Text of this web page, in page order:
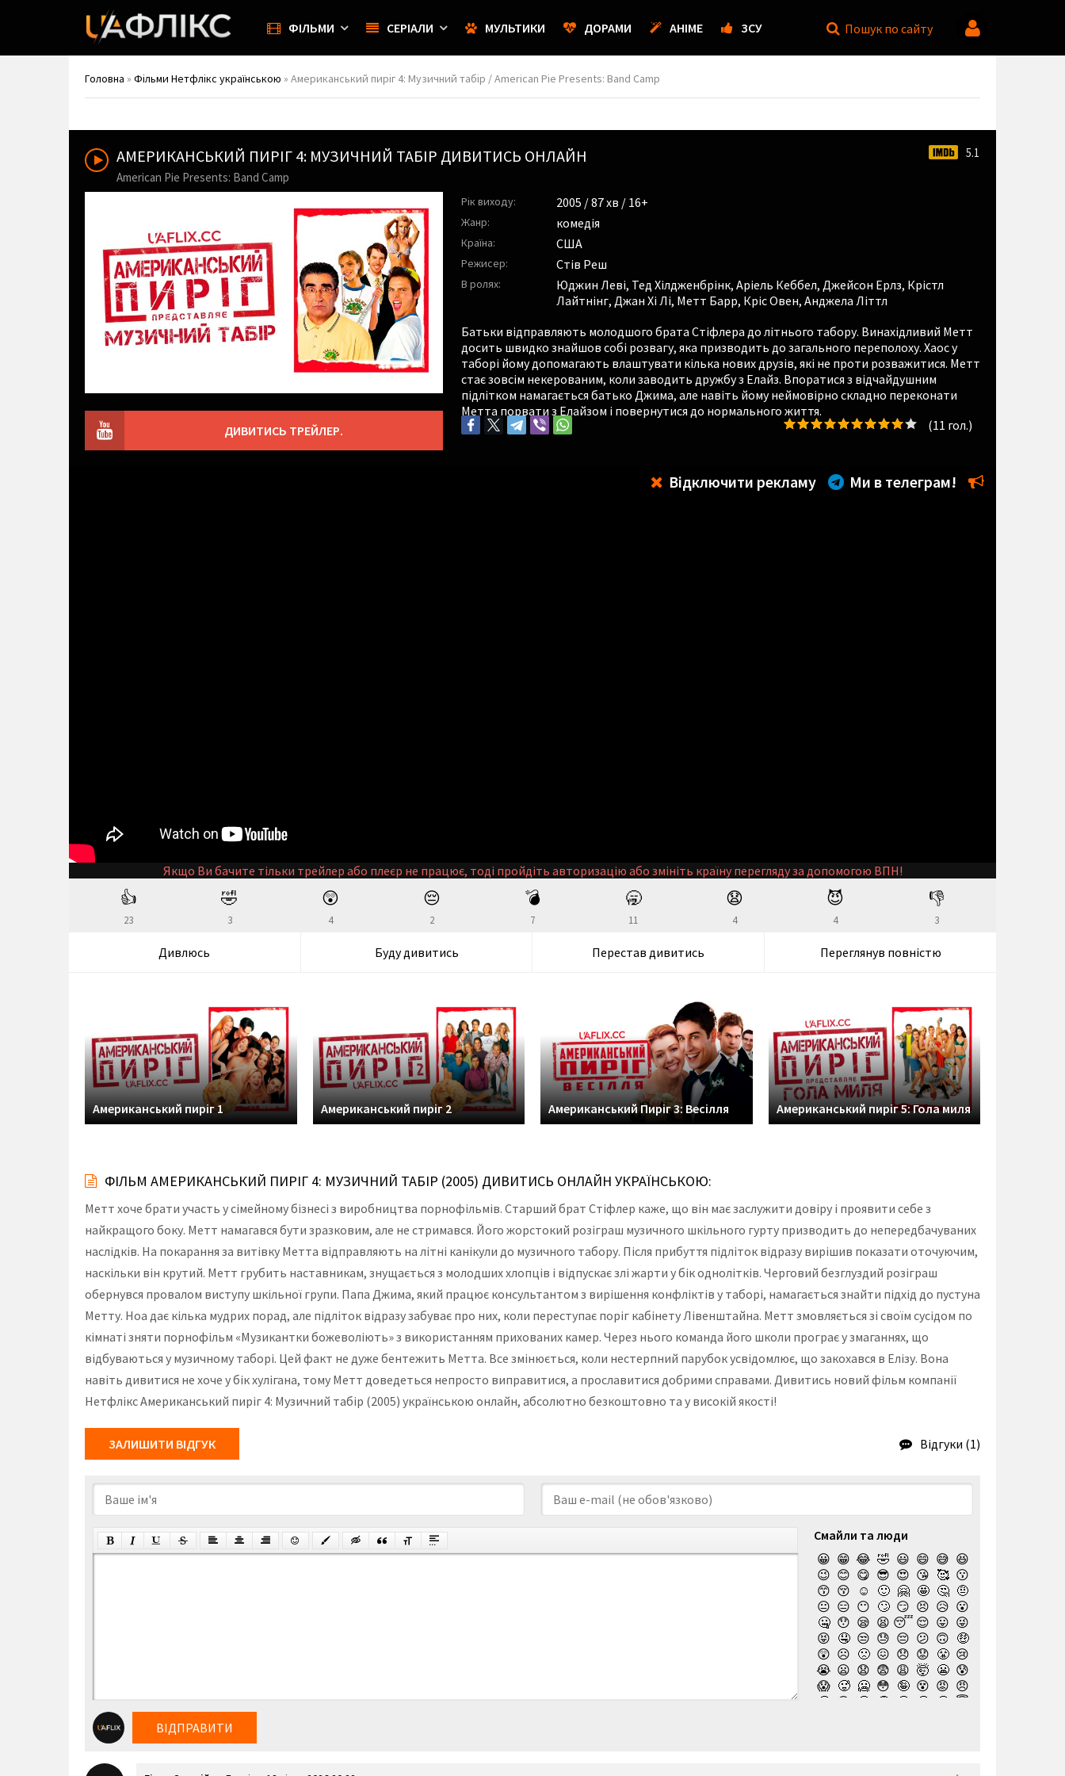
ФІЛЬМИ СЕРІАЛИ МУЛЬТИКИ ДОРАМИ АНІМЕ ЗСУ Пошук по сайту
Головна » Фільми Нетфлікс українською » Американський пиріг 4: Музичний табір / American Pie Presents: Band Camp
АМЕРИКАНСЬКИЙ ПИРІГ 4: МУЗИЧНИЙ ТАБІР ДИВИТИСЬ ОНЛАЙН
American Pie Presents: Band Camp
5.1
Рік виходу: 2005 / 87 хв / 16+
Жанр: комедія
Країна: США
Режисер: Стів Реш
В ролях: Юджин Леві, Тед Хілдженбрінк, Аріель Кеббел, Джейсон Ерлз, Крістл
Лайтнінг, Джан Хі Лі, Метт Барр, Кріс Овен, Анджела Літтл
Батьки відправляють молодшого брата Стіфлера до літнього табору. Винахідливий Метт
досить швидко знайшов собі розвагу, яка призводить до загального переполоху. Хаос у
таборі йому допомагають влаштувати кілька нових друзів, які не проти розважитися. Метт
стає зовсім некерованим, коли заводить дружбу з Елайз. Впоратися з відчайдушним
підлітком намагається батько Джима, але навіть йому неймовірно складно переконати
Метта порвати з Елайзом і повернутися до нормального життя.
ДИВИТИСЬ ТРЕЙЛЕР.
(11 гол.)
Відключити рекламу Ми в телеграм!
Якщо Ви бачите тільки трейлер або плеєр не працює, тоді пройдіть авторизацію або змініть країну перегляду за допомогою ВПН!
👍
23
🤣
3
😲
4
😔
2
💣
7
🥱
11
😧
4
😈
4
👎
3
Дивлюсь Буду дивитись Перестав дивитись Переглянув повністю
Американський пиріг 1 Американський пиріг 2 Американський Пиріг 3: Весілля Американський пиріг 5: Гола миля
ФІЛЬМ АМЕРИКАНСЬКИЙ ПИРІГ 4: МУЗИЧНИЙ ТАБІР (2005) ДИВИТИСЬ ОНЛАЙН УКРАЇНСЬКОЮ:
Метт хоче брати участь у сімейному бізнесі з виробництва порнофільмів. Старший брат Стіфлер каже, що він має заслужити довіру і проявити себе з
найкращого боку. Метт намагався бути зразковим, але не стримався. Його жорстокий розіграш музичного шкільного гурту призводить до непередбачуваних
наслідків. На покарання за витівку Метта відправляють на літні канікули до музичного табору. Після прибуття підліток відразу вирішив показати оточуючим,
наскільки він крутий. Метт грубить наставникам, знущається з молодших хлопців і відпускає злі жарти у бік однолітків. Черговий безглуздий розіграш
обернувся провалом виступу шкільної групи. Папа Джима, який працює консультантом з вирішення конфліктів у таборі, намагається знайти підхід до пустуна
Метту. Ноа дає кілька мудрих порад, але підліток відразу забуває про них, коли переступає поріг кабінету Лівенштайна. Метт змовляється зі своїм сусідом по
кімнаті зняти порнофільм «Музикантки божеволіють» з використанням прихованих камер. Через нього команда його школи програє у змаганнях, що
відбуваються у музичному таборі. Цей факт не дуже бентежить Метта. Все змінюється, коли нестерпний парубок усвідомлює, що закохався в Елізу. Вона
навіть дивитися не хоче у бік хулігана, тому Метт доведеться непросто виправитися, а прославитися добрими справами. Дивитись новий фільм компанії
Нетфлікс Американський пиріг 4: Музичний табір (2005) українською онлайн, абсолютно безкоштовно та у високій якості!
ЗАЛИШИТИ ВІДГУК Відгуки (1)
Смайли та люди
😀 😁 😂 🤣 😃 😄 😅 😆
😉 😊 😋 😎 😍 😘 🥰 😗
😙 😚 ☺️ 🙂 🤗 🤩 🤔 🤨
😐 😑 😶 🙄 😏 😣 😥 😮
🤐 😯 😪 😫 😴 😌 😛 😜
😝 🤤 😒 😓 😔 😕 🙃 🤑
😲 ☹️ 🙁 😖 😞 😟 😤 😢
😭 😦 😧 😨 😩 🤯 😬 😰
😱 🥵 🥶 😳 🤪 😵 😡 😠
🤬
😷 🤒 🤕 🤢 🤮 🤧 😇
ВІДПРАВИТИ